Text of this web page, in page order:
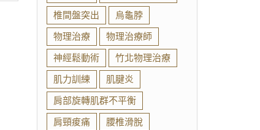
椎間盤突出
烏龜脖
物理治療
物理治療師
神經鬆動術
竹北物理治療
肌力訓練
肌腱炎
肩部旋轉肌群不平衡
肩頸痠痛
腰椎滑脫